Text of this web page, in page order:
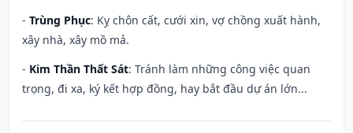
- Trùng Phục: Kỵ chôn cất, cưới xin, vợ chồng xuất hành,
xây nhà, xây mồ mả.
- Kim Thần Thất Sát: Tránh làm những công việc quan
trọng, đi xa, ký kết hợp đồng, hay bắt đầu dự án lớn...